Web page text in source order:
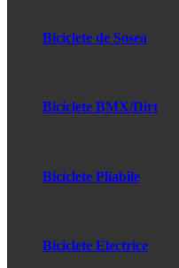
Biciclete de Sosea
Biciclete BMX/Dirt
Biciclete Pliabile
Biciclete Electrice